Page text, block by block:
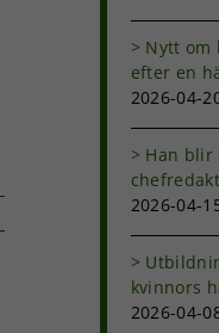
Nytt om
efter en
2026-04-
Han blir
2026-04-
kvinnors
2026-04-